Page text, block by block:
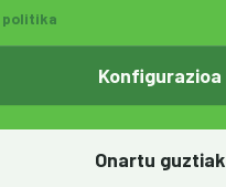
politika
Konfigurazioa
Onartu guztiak
kanala